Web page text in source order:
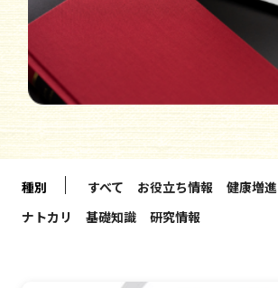
種別 ｜ すべて お役立ち情報 健康増進
ナトカリ
基礎知識 研究情報